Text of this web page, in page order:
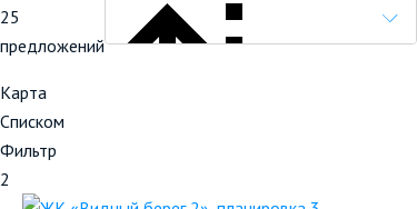
25
предложений
Карта
Списком
Фильтр
2